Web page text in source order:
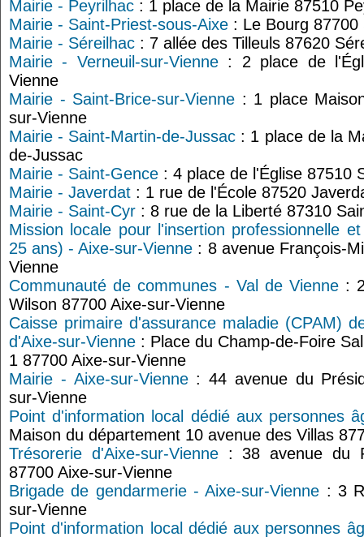
Mairie - Peyrilhac : 1 place de la Mairie 87510
Mairie - Saint-Priest-sous-Aixe : Le Bourg
Mairie - Séreilhac : 7 allée des Tilleuls 87620
Mairie - Verneuil-sur-Vienne: 2 place de
Vienne
Mairie - Saint-Brice-sur-Vienne : 1 place
sur-Vienne
Mairie - Saint-Martin-de-Jussac : 1 place de la
de-Jussac
Mairie - Saint-Gence : 4 place de l'Église 87510
Mairie - Javerdat : 1 rue de l'École 87520
Mairie - Saint-Cyr : 8 rue de la Liberté 87310
Mission locale pour l'insertion professionnelle
25 ans) - Aixe-sur-Vienne : 8 avenue François-
Vienne
Communauté de communes - Val de Vienne :
Wilson 87700 Aixe-sur-Vienne
Caisse primaire d'assurance maladie (CPAM)
d'Aixe-sur-Vienne : Place du Champ-de-Foire
1 87700 Aixe-sur-Vienne
Mairie - Aixe-sur-Vienne: 44 avenue du
sur-Vienne
Point d'information local dédié aux personnes
Maison du département 10 avenue des Villas
Trésorerie d'Aixe-sur-Vienne: 38 avenue du
87700 Aixe-sur-Vienne
Brigade de gendarmerie - Aixe-sur-Vienne : 3
sur-Vienne
Point d'information local dédié aux personnes